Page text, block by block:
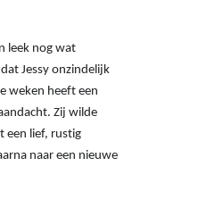
leek nog wat
Jessy onzindelijk
weken heeft een
Zij wilde
een lief, rustig
naar een nieuwe